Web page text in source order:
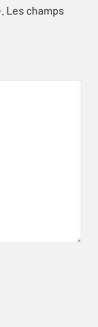
Les champs